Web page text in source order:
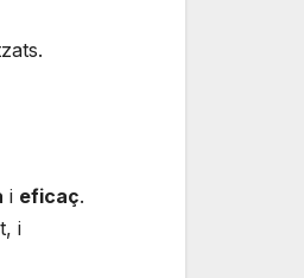
i eficaç.
i